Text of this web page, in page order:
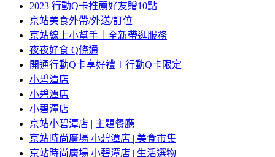
2023 行動Q卡推薦好友贈10點
京站美食外帶/外送/訂位
京站線上小幫手｜全新帶逛服務
夜夜好食 Q條通
開通行動Q卡享好禮∣行動Q卡限定
小碧潭店
小碧潭店
小碧潭店
京站小碧潭店 | 主題餐廳
京站時尚廣場 小碧潭店 | 美食市集
京站時尚廣場 小碧潭店 | 生活選物